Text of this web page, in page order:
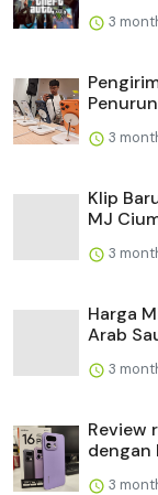
3
3
Klip
MJ
3
Harga
Arab
3
Review
dengan
3